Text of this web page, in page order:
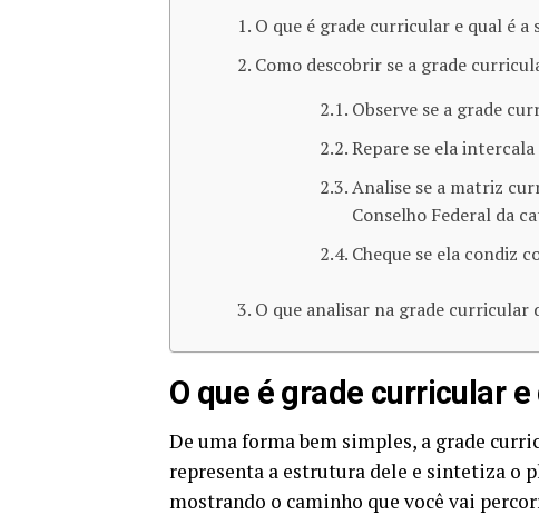
O que é grade curricular e qual é a
Como descobrir se a grade
Observe se a grade
Repare se ela
Analise se a matriz
Conselho Federal da
Cheque se ela condiz
O que analisar na grade curricular
O que é grade curricular
De uma forma bem simples, a grade
representa a estrutura dele e sintetiza o
mostrando o caminho que você vai